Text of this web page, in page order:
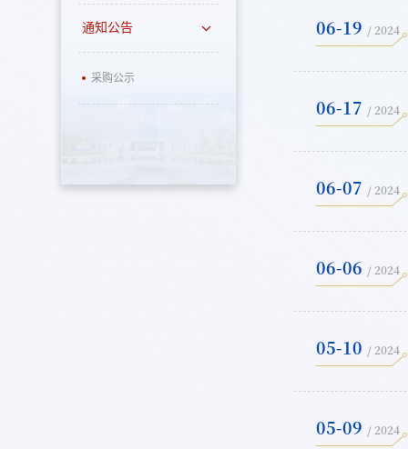
通知公告
采购公示
06-19 / 2024
06-17 / 2024
06-07 / 2024
06-06 / 2024
05-10 / 2024
05-09 / 2024